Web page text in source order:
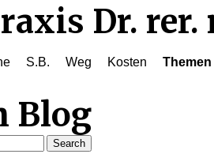
Dr. rer.
S.B. Weg Kosten Themen
Blog